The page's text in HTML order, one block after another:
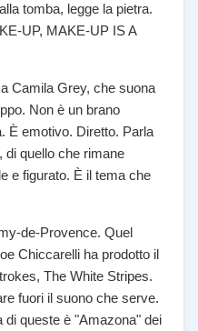
tomba, legge la pietra.
UP, MAKE-UP IS A
Camila Grey, che suona
Non è un brano
È emotivo. Diretto. Parla
di quello che rimane
e figurato. È il tema che
de-Provence. Quel
Chiccarelli ha prodotto il
The White Stripes.
fuori il suono che serve.
queste è "Amazona" dei